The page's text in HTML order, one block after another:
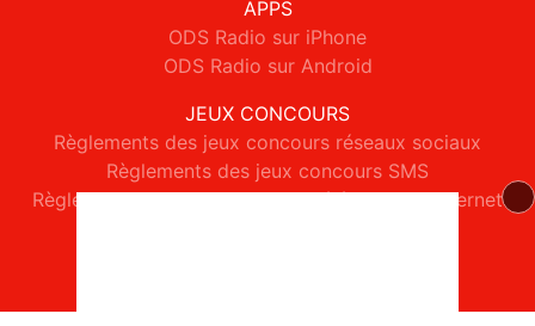
APPS
ODS Radio sur iPhone
ODS Radio sur Android
JEUX CONCOURS
Règlements des jeux concours réseaux sociaux
Règlements des jeux concours SMS
Règlements des jeux concours téléphone et internet